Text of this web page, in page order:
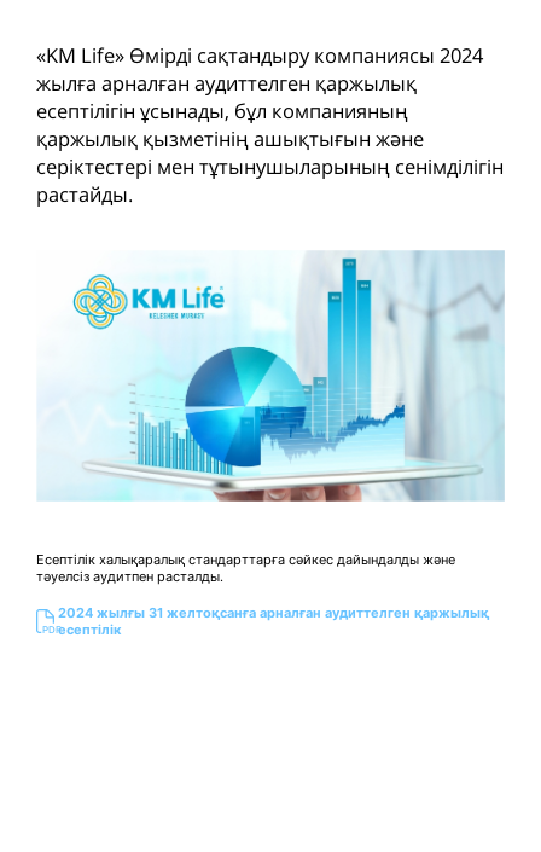
«KM Life» Өмірді сақтандыру компаниясы 2024
жылға арналған аудиттелген қаржылық
есептілігін ұсынады, бұл компанияның
қаржылық қызметінің ашықтығын және
серіктестері мен тұтынушыларының сенімділiгін
растайды.
Есептілік халықаралық стандарттарға сәйкес дайындалды және
тәуелсіз аудитпен расталды.
2024 жылғы 31 желтоқсанға арналған аудиттелген қаржылық
есептілік